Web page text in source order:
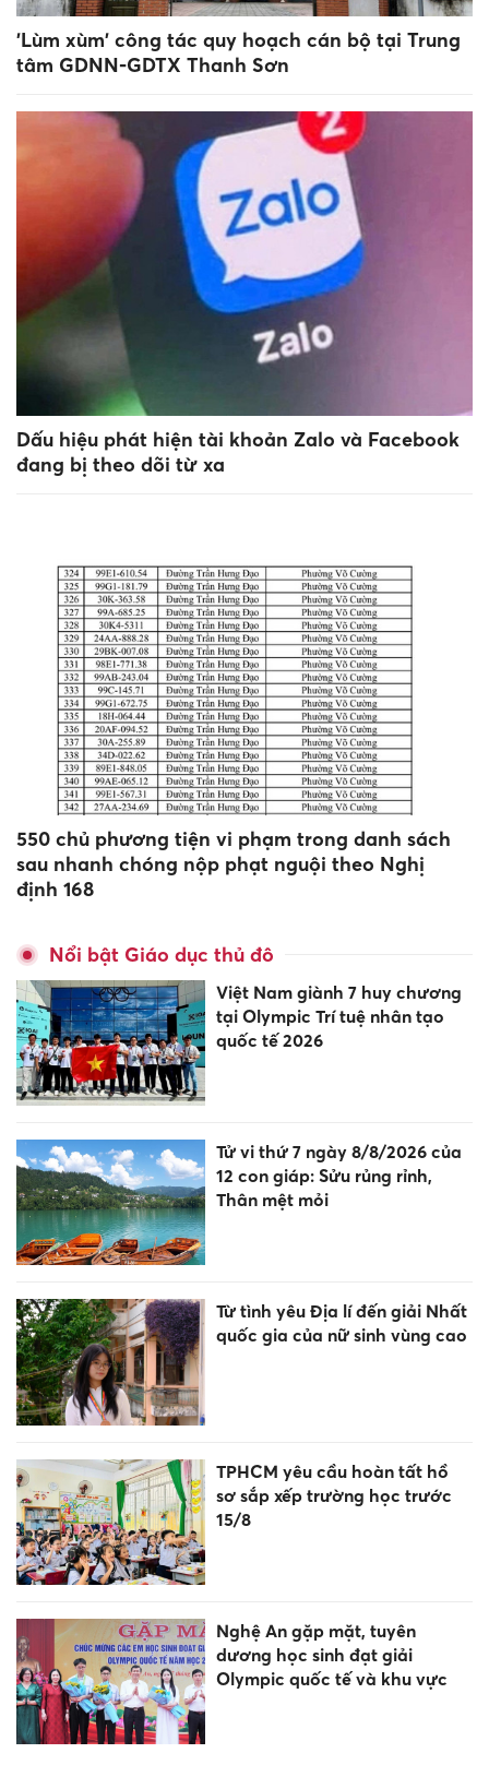
'Lùm xùm' công tác quy hoạch cán bộ tại Trung
tâm GDNN-GDTX Thanh Sơn
Dấu hiệu phát hiện tài khoản Zalo và Facebook
đang bị theo dõi từ xa
550 chủ phương tiện vi phạm trong danh sách
sau nhanh chóng nộp phạt nguội theo Nghị
định 168
Nổi bật Giáo dục thủ đô
Việt Nam giành 7 huy chương
tại Olympic Trí tuệ nhân tạo
quốc tế 2026
Tử vi thứ 7 ngày 8/8/2026 của
12 con giáp: Sửu rủng rỉnh,
Thân mệt mỏi
Từ tình yêu Địa lí đến giải Nhất
quốc gia của nữ sinh vùng cao
TPHCM yêu cầu hoàn tất hồ
sơ sắp xếp trường học trước
15/8
Nghệ An gặp mặt, tuyên
dương học sinh đạt giải
Olympic quốc tế và khu vực